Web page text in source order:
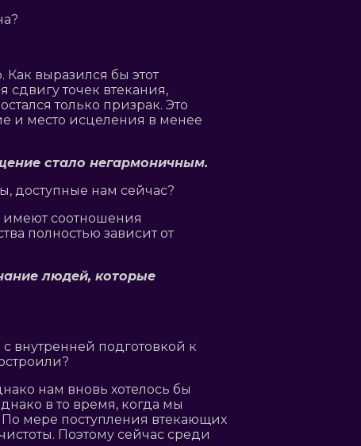
выразился бы этот
сдвигу точек втекания,
только призрак. Это
и место исцеления в менее
стало негармоничным.
доступные нам сейчас?
имеют соотношения
полностью зависит от
людей, которые
внутренней подготовкой к
нам вновь хотелось бы
в то время, когда мы
мере поступления втекающих
Поэтому сейчас среди